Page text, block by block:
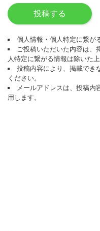
投稿する
個人情報・個人特定に繋が
ご投稿いただいた内容は、
人特定に繋がる情報は除いた上
投稿内容により、掲載でき
ください。
メールアドレスは、投稿内
用します。